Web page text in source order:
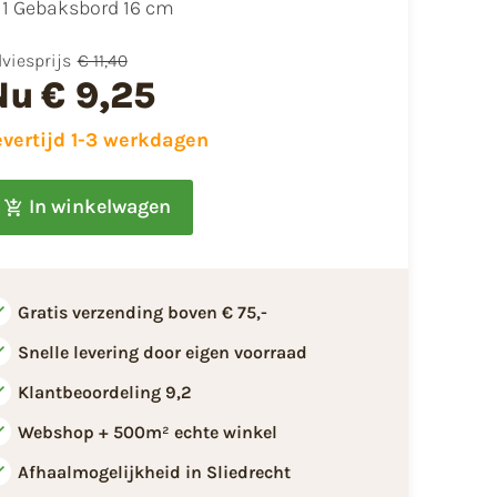
​1 Gebaksbord 16 cm
€ 11,40
€ 9,25
1-3 werkdagen
In winkelwagen
Gratis verzending boven € 75,-
Snelle levering door eigen voorraad
Klantbeoordeling 9,2
Webshop + 500m² echte winkel
Afhaalmogelijkheid in Sliedrecht